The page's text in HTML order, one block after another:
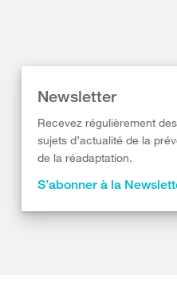
Newsletter
Recevez régulièrement
sujets d’actualité de la
de la réadaptation.
S’abonner à la